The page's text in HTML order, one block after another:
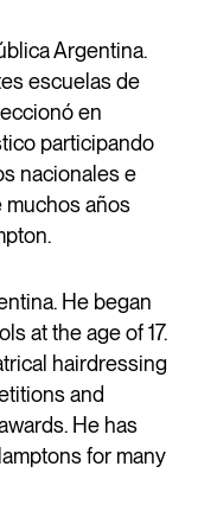
Argentina.
escuelas de
en
participando
nacionales e
muchos años
He began
at the age of 17.
hairdressing
and
He has
for many